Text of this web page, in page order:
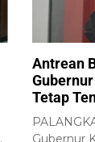
Antrean
Tetap
Gubernur